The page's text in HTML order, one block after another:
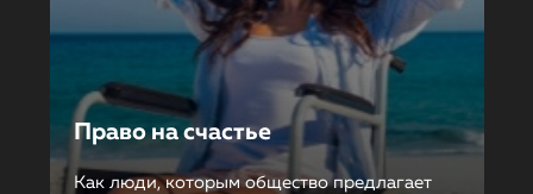
Право на счастье
Как люди, которым общество предлагает